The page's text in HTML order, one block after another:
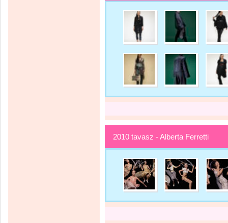
2010 tavasz - Alberta Ferretti